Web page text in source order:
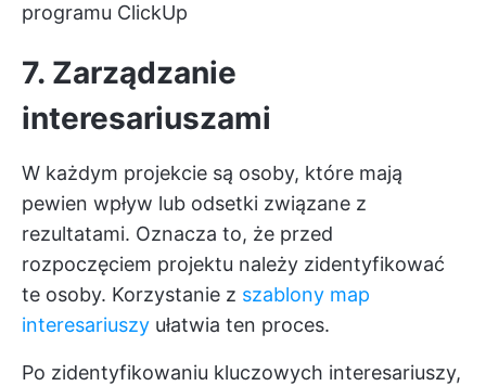
programu ClickUp
7. Zarządzanie
interesariuszami
W każdym projekcie są osoby, które mają
pewien wpływ lub odsetki związane z
rezultatami. Oznacza to, że przed
rozpoczęciem projektu należy zidentyfikować
te osoby. Korzystanie z szablony map
interesariuszy ułatwia ten proces.
Po zidentyfikowaniu kluczowych interesariuszy,